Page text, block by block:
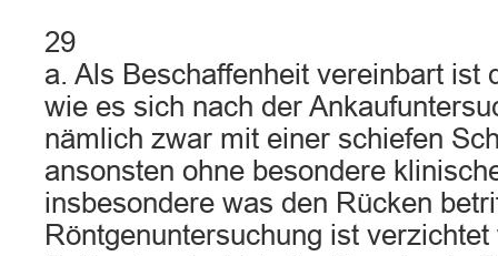
29
a. Als Beschaffenheit vereinbart ist
wie es sich nach der
nämlich zwar mit einer schiefen
ansonsten ohne besondere
insbesondere was den Rücken
Röntgenuntersuchung ist